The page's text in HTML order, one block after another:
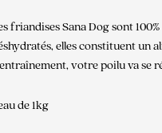
friandises Sana Dog sont
elles constituent un
votre poilu va se
de 1kg